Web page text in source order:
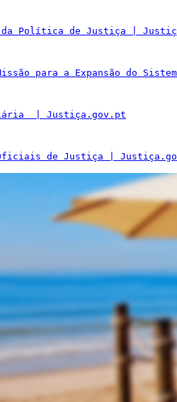
da Política de Justiça |
para a Expansão do
| Justiça.gov.pt
Oficiais de Justiça |